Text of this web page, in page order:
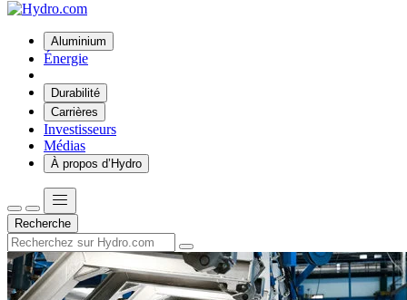
Aluminium
Énergie
Durabilité
Carrières
Investisseurs
Médias
À propos d’Hydro
Recherche